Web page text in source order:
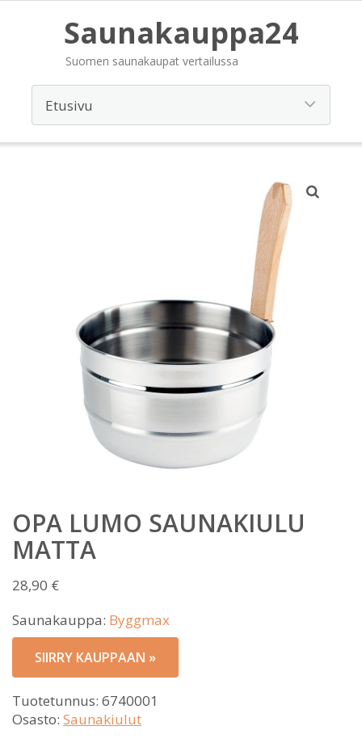
Saunakauppa24
Suomen saunakaupat vertailussa
OPA LUMO SAUNAKIULU
MATTA
28,90 €
Saunakauppa: Byggmax
SIIRRY KAUPPAAN »
Tuotetunnus: 6740001
Osasto: Saunakiulut